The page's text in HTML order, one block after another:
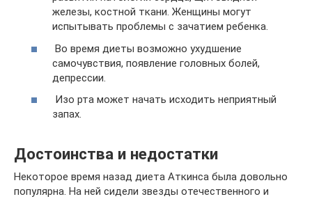
железы, костной ткани. Женщины могут
испытывать проблемы с зачатием ребенка.
Во время диеты возможно ухудшение
самочувствия, появление головных болей,
депрессии.
Изо рта может начать исходить неприятный
запах.
Достоинства и недостатки
Некоторое время назад диета Аткинса была довольно
популярна. На ней сидели звезды отечественного и